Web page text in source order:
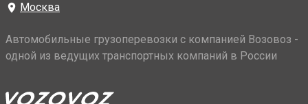
Москва
Автомобильные грузоперевозки с компанией Возовоз -
одной из ведущих транспортных компаний в России